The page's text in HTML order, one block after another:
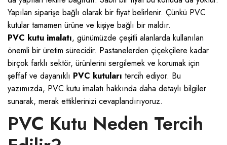
Yapılan siparişe bağlı olarak bir fiyat belirlenir. Çünkü PVC
kutular tamamen ürüne ve kişiye bağlı bir maldır.
PVC kutu imalatı, günümüzde çeşitli alanlarda kullanılan
önemli bir üretim sürecidir. Pastanelerden çiçekçilere kadar
birçok farklı sektör, ürünlerini sergilemek ve korumak için
şeffaf ve dayanıklı PVC kutuları tercih ediyor. Bu
yazımızda, PVC kutu imalatı hakkında daha detaylı bilgiler
sunarak, merak ettiklerinizi cevaplandırıyoruz.
PVC Kutu Neden Tercih